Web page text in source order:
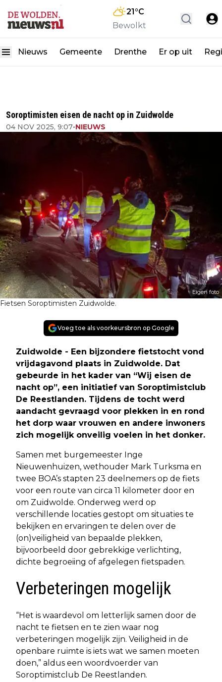
21°C
Bewolkt
Nieuws Gemeente Drenthe Er op uit
Soroptimisten eisen de nacht op in Zuidwolde
04 NOV 2025, 9:07•NIEUWS
Eigen foto
Fietsen Soroptimisten Zuidwolde.
Voeg toe als voorkeursbron op Google
Zuidwolde - Een bijzondere fietstocht vond
vrijdagavond plaats in Zuidwolde. Dat
gebeurde in het kader van “Wij eisen de
nacht op”, een initiatief van Soroptimistclub
De Reestlanden. Tijdens de tocht werd
aandacht gevraagd voor plekken in en rond
het dorp waar vrouwen en andere inwoners
zich mogelijk onveilig voelen in het donker.
Samen met burgemeester Inge
Nieuwenhuizen, wethouder Mark Turksma en
twee BOA’s stapten 23 deelnemers op de fiets
voor een route van circa 11 kilometer door en
om Zuidwolde. Onderweg werd op
verschillende locaties gestopt om situaties te
bekijken en ervaringen te delen over de
(on)veiligheid van bepaalde plekken,
bijvoorbeeld door gebrekkige verlichting,
dichte begroeiing of afgelegen fietspaden.
Verbeteringen mogelijk
“Het is waardevol om letterlijk samen door de
nacht te fietsen en te zien waar nog
verbeteringen mogelijk zijn. Veiligheid in de
openbare ruimte is iets wat we samen moeten
doen,” aldus een woordvoerder van
Soroptimistclub De Reestlanden.